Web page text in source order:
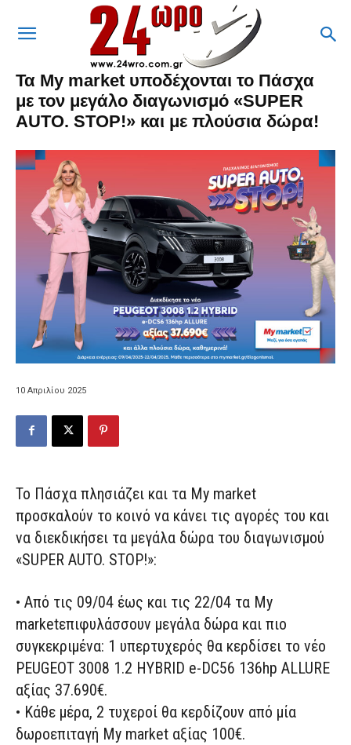
Τα My market υποδέχονται το Πάσχα
με τον μεγάλο διαγωνισμό «SUPER
AUTO. STOP!» και με πλούσια δώρα!
10 Απριλίου 2025
Το Πάσχα πλησιάζει και τα My market
προσκαλούν το κοινό να κάνει τις αγορές του και
να διεκδικήσει τα μεγάλα δώρα του διαγωνισμού
«SUPER AUTO. STOP!»:
• Από τις 09/04 έως και τις 22/04 τα My
marketεπιφυλάσσουν μεγάλα δώρα και πιο
συγκεκριμένα: 1 υπερτυχερός θα κερδίσει το νέο
PEUGEOT 3008 1.2 HYBRID e-DC56 136hp ALLURE
αξίας 37.690€.
• Κάθε μέρα, 2 τυχεροί θα κερδίζουν από μία
δωροεπιταγή My market αξίας 100€.